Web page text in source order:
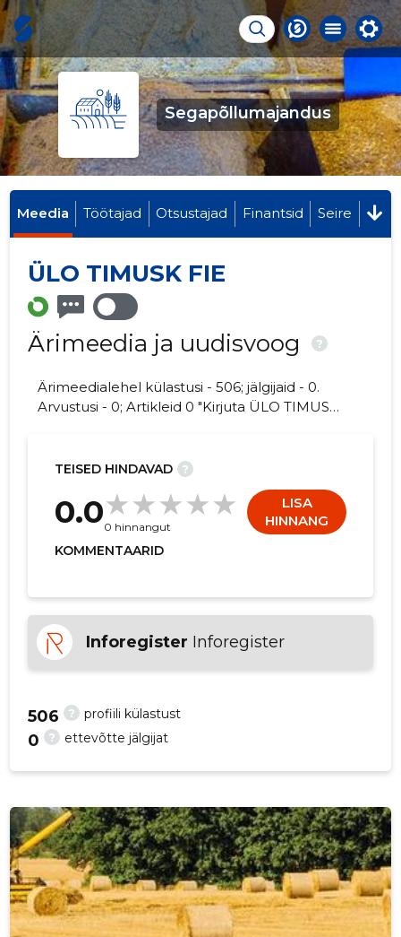
Segapõllumajandus
Meedia Töötajad Otsustajad Finantsid Seire
ÜLO TIMUSK FIE
Ärimeedia ja uudisvoog ?
Ärimeedialehel külastusi - 506; jälgijaid - 0.
Arvustusi - 0; Artikleid 0 "Kirjuta ÜLO TIMUSK
TEISED HINDAVAD ?
0.00 hinnangut
LISA
HINNANG
KOMMENTAARID
Inforegister Inforegister
? profiili külastust
506
? ettevõtte jälgijat
0